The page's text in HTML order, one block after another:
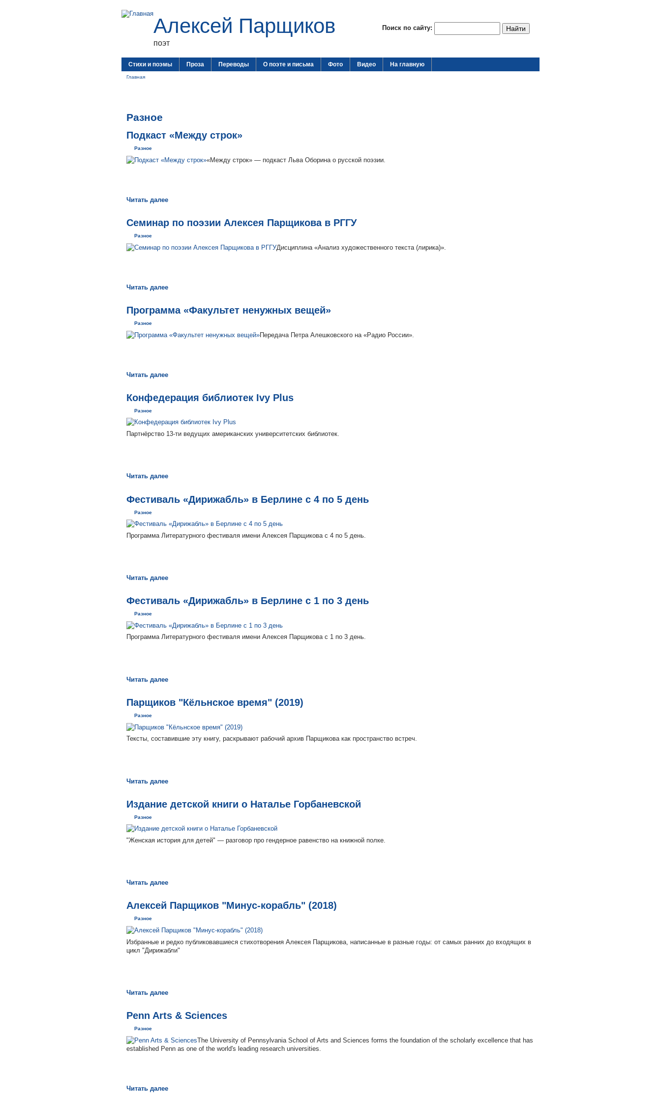
Поиск по сайту:
Алексей Парщиков
поэт
Стихи и поэмы Проза Переводы О поэте и письма Фото Видео На главную
Главная
Разное
Подкаст «Между строк»
Разное
«Между строк» — подкаст Льва Оборина о русской поэзии.
Читать далее
Семинар по поэзии Алексея Парщикова в РГГУ
Разное
Дисциплина «Анализ художественного текста (лирика)».
Читать далее
Программа «Факультет ненужных вещей»
Разное
Передача Петра Алешковского на «Радио России».
Читать далее
Конфедерация библиотек Ivy Plus
Разное
Партнёрство 13-ти ведущих американских университетских библиотек.
Читать далее
Фестиваль «Дирижабль» в Берлине с 4 по 5 день
Разное
Программа Литературного фестиваля имени Алексея Парщикова с 4 по 5 день.
Читать далее
Фестиваль «Дирижабль» в Берлине с 1 по 3 день
Разное
Программа Литературного фестиваля имени Алексея Парщикова с 1 по 3 день.
Читать далее
Парщиков "Кёльнское время" (2019)
Разное
Тексты, составившие эту книгу, раскрывают рабочий архив Парщикова как пространство встреч.
Читать далее
Издание детской книги о Наталье Горбаневской
Разное
"Женская история для детей" — разговор про гендерное равенство на книжной полке.
Читать далее
Алексей Парщиков "Минус-корабль" (2018)
Разное
Избранные и редко публиковавшиеся стихотворения Алексея Парщикова, написанные в разные годы: от самых ранних до входящих в
цикл "Дирижабли"
Читать далее
Penn Arts & Sciences
Разное
The University of Pennsylvania School of Arts and Sciences forms the foundation of the scholarly excellence that has
established Penn as one of the world's leading research universities.
Читать далее